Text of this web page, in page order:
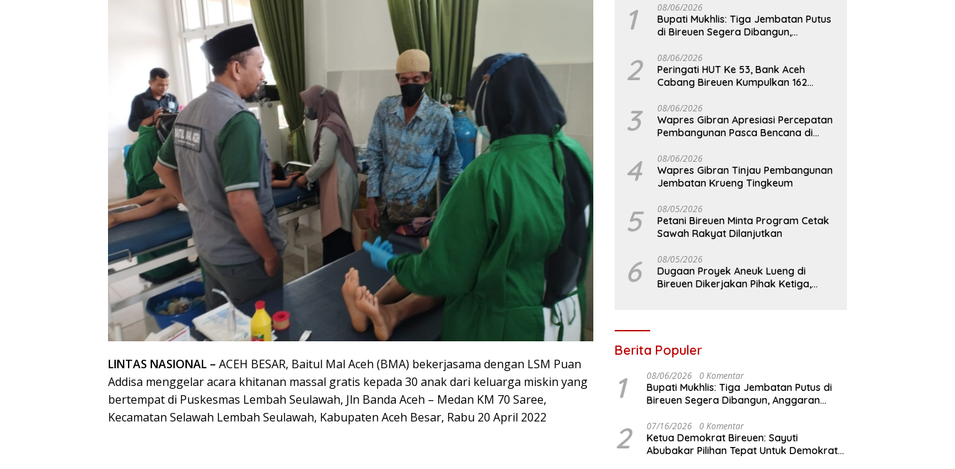
LINTAS NASIONAL – ACEH BESAR, Baitul Mal Aceh (BMA) bekerjasama dengan LSM Puan
Addisa menggelar acara khitanan massal gratis kepada 30 anak dari keluarga miskin yang
bertempat di Puskesmas Lembah Seulawah, Jln Banda Aceh – Medan KM 70 Saree,
Kecamatan Selawah Lembah Seulawah, Kabupaten Aceh Besar, Rabu 20 April 2022
1 08/06/2026
Bupati Mukhlis: Tiga Jembatan Putus
di Bireuen Segera Dibangun,
2 08/06/2026
Peringati HUT Ke 53, Bank Aceh
Cabang Bireuen Kumpulkan 162
3 08/06/2026
Wapres Gibran Apresiasi Percepatan
Pembangunan Pasca Bencana di
4 08/06/2026
Wapres Gibran Tinjau Pembangunan
Jembatan Krueng Tingkeum
5 08/05/2026
Petani Bireuen Minta Program Cetak
Sawah Rakyat Dilanjutkan
6 08/05/2026
Dugaan Proyek Aneuk Lueng di
Bireuen Dikerjakan Pihak Ketiga,
Berita Populer
1 08/06/2026 0 Komentar
Bupati Mukhlis: Tiga Jembatan Putus di
Bireuen Segera Dibangun, Anggaran
2 07/16/2026 0 Komentar
Ketua Demokrat Bireuen: Sayuti
Abubakar Pilihan Tepat Untuk Demokrat